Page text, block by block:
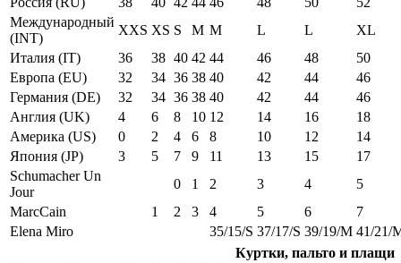
Международный
(INT)
XXS XS S M M L L
XL
Италия (IT)
36 38 40 42 44 46 48
50
Европа (EU)
32 34 36 38 40 42 44
46
Германия (DE)
32 34 36 38 40 42 44
46
Англия (UK)
4 6 8 10 12 14 16
18
Америка (US)
0 2 4 6 8 10 12
14
Япония (JP)
3 5 7 9 11 13 15
17
Schumacher Un
Jour
0 1 2 3 4
5
MarcCain
1 2 3 4 5 6
7
Elena Miro
35/15/S 37/17/S 39/19/M 41/21/
Куртки, пальто и плащи